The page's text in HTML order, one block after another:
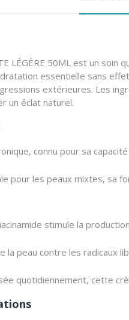
LÉGÈRE 50ML est un
essentielle sans
extérieures. Les
un éclat naturel.
connu pour sa
pour les peaux mixtes, sa
stimule la
la peau contre les radicaux
quotidiennement, cette